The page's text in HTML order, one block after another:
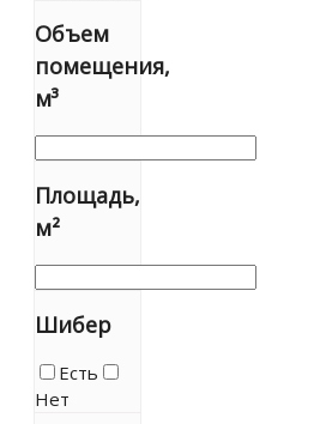
Объем
помещения,
м³
Площадь,
м²
Шибер
Есть
Нет